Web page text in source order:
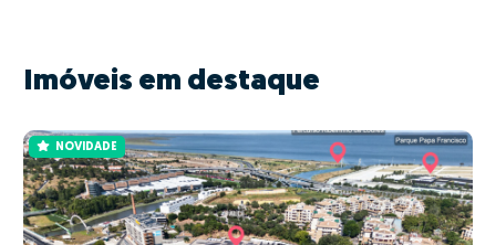
Imóveis em destaque
NOVIDADE